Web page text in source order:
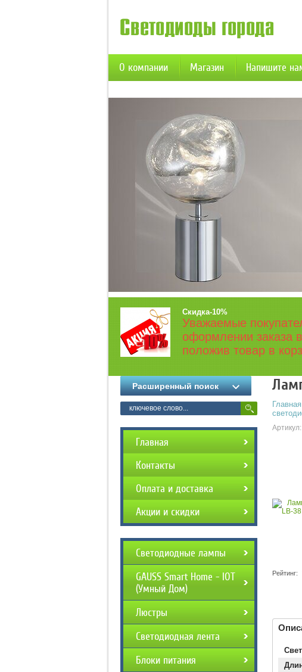
О компании Магазин Напишите
Скидка-10%
Уважаемые
оформлении заказа
положив товар в
Главная
Артикул:
Рейтинг:
Расширенный поиск
Главная
Контакты
Оплата и доставка
Акции и скидки
Светодиодные лампы
GAUSS Smart Home - IOT
(Умный Дом)
Люстры
Светодиодная лента
Блоки питания